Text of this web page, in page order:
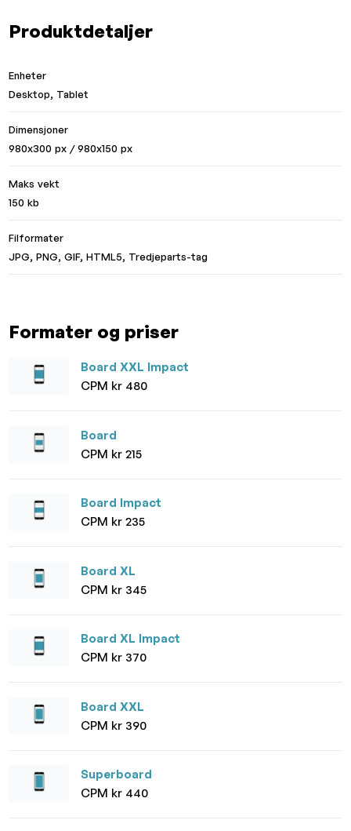
Produktdetaljer
Enheter
Desktop, Tablet
Dimensjoner
980x300 px / 980x150 px
Maks vekt
150 kb
Filformater
JPG, PNG, GIF, HTML5, Tredjeparts-tag
Formater og priser
Board XXL Impact
CPM kr 480
Board
CPM kr 215
Board Impact
CPM kr 235
Board XL
CPM kr 345
Board XL Impact
CPM kr 370
Board XXL
CPM kr 390
Superboard
CPM kr 440